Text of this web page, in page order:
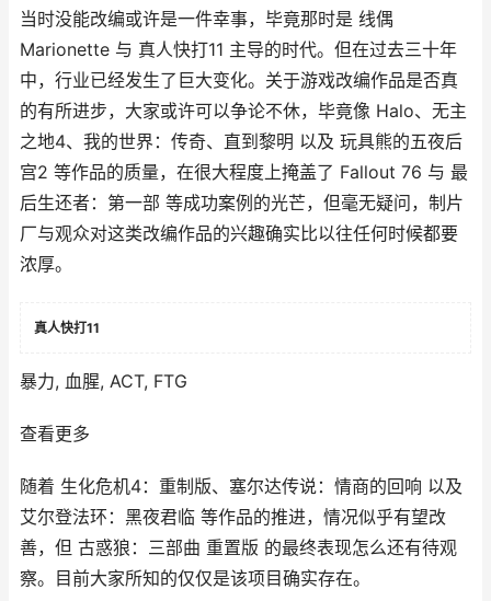
当时没能改编或许是一件幸事，毕竟那时是 线偶
Marionette 与 真人快打11 主导的时代。但在过去三十年
中，行业已经发生了巨大变化。关于游戏改编作品是否真
的有所进步，大家或许可以争论不休，毕竟像 Halo、无主
之地4、我的世界：传奇、直到黎明 以及 玩具熊的五夜后
宫2 等作品的质量，在很大程度上掩盖了 Fallout 76 与 最
后生还者：第一部 等成功案例的光芒，但毫无疑问，制片
厂与观众对这类改编作品的兴趣确实比以往任何时候都要
浓厚。
真人快打11
暴力, 血腥, ACT, FTG
查看更多
随着 生化危机4：重制版、塞尔达传说：情商的回响 以及
艾尔登法环：黑夜君临 等作品的推进，情况似乎有望改
善，但 古惑狼：三部曲 重置版 的最终表现怎么还有待观
察。目前大家所知的仅仅是该项目确实存在。